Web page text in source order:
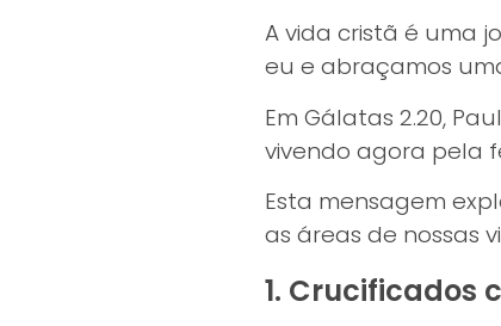
A vida cristã é uma
eu e abraçamos
Em Gálatas 2.20,
vivendo agora pela
Esta mensagem
as áreas de nossas
1. Crucificados